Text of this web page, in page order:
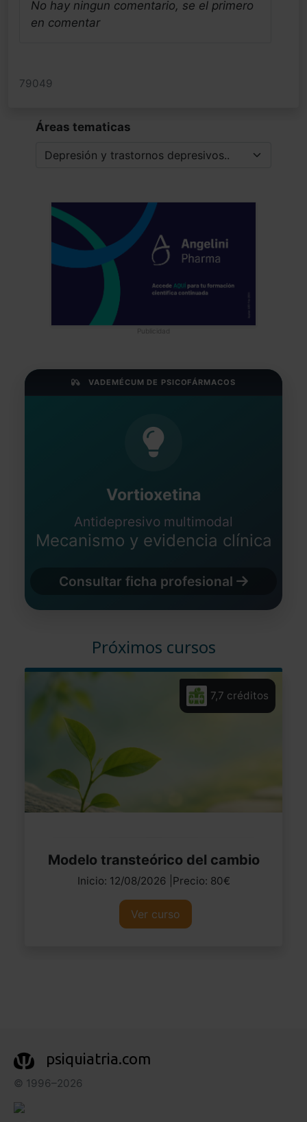
No hay ningun comentario, se el primero
en comentar
79049
Áreas tematicas
Publicidad
VADEMÉCUM DE PSICOFÁRMACOS
Vortioxetina
Antidepresivo multimodal
Mecanismo y evidencia clínica
Consultar ficha profesional
Próximos cursos
7,7 créditos
Modelo transteórico del cambio
Inicio: 12/08/2026 |Precio: 80€
Ver curso
psiquiatria.com
© 1996–2026